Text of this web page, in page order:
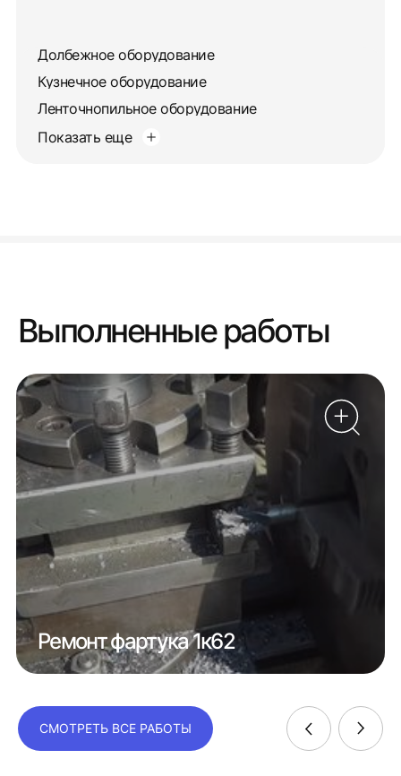
Долбежное оборудование
Кузнечное оборудование
Ленточнопильное оборудование
Показать еще
Выполненные работы
Ремонт фартука 1к62
СМОТРЕТЬ ВСЕ РАБОТЫ